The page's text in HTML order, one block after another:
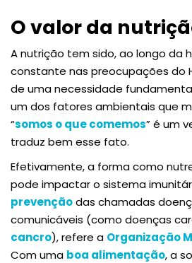
O valor da
A nutrição tem sido, ao longo da
constante nas preocupações do
de uma necessidade
um dos fatores ambientais que
“somos o que comemos” é um
traduz bem esse fato.
Efetivamente, a forma como
pode impactar o sistema
prevençãodas chamadas
comunicáveis (como doenças
cancro), refere a Organização
Com uma boa alimentação, a